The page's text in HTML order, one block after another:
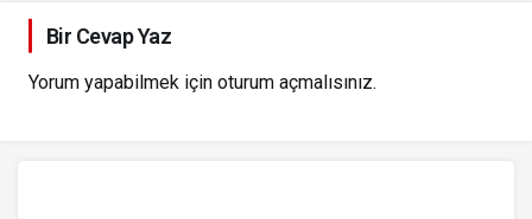
Bir Cevap Yaz
Yorum yapabilmek için oturum açmalısınız.